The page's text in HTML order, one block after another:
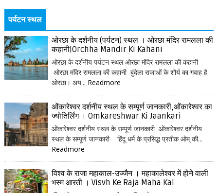
पर्यटन स्थल
ओरछा के दर्शनीय (पर्यटन) स्थल । ओरछा मंदिर रामलला की
कहानी|Orchha Mandir Ki Kahani
ओरछा के दर्शनीय पर्यटन स्थल ओरछा मंदिर रामलला की कहानी
ओरछा मंदिर रामलला की कहानी बुंदेला राजाओं के शौर्य का गवाह है
ओरछा। अय... Readmore
ओंकारेश्वर दर्शनीय स्थल के सम्पूर्ण जानकारी,ओंकारेश्वर का
ज्योतिर्लिंग । Omkareshwar Ki Jaankari
ओंकारेश्वर दर्शनीय स्थल के सम्पूर्ण जानकारी ओंकारेश्वर दर्शनीय
स्थल के सम्पूर्ण जानकारी हिंदू धर्म के प्रसिद्ध प्रतीक ओम् की...
Readmore
विश्व के राजा महाकाल-उज्जैन । महाकालेश्वर में होने वाली
भस्म आरती । Visvh Ke Raja Maha Kal